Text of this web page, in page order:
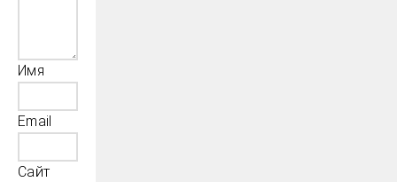
Имя
Email
Сайт